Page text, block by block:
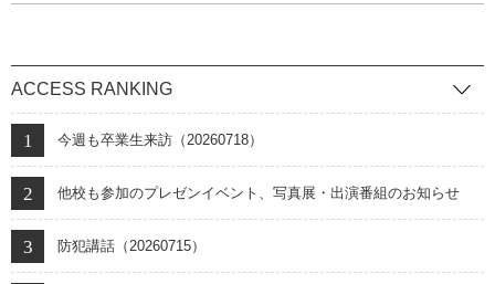
ACCESS RANKING
今週も卒業生来訪（20260718）
他校も参加のプレゼンイベント、写真展・出演番組のお知らせ
防犯講話（20260715）